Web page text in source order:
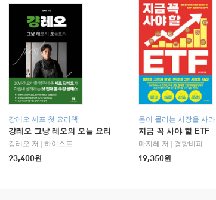
강레오 셰프 첫 요리책
걍레오 그냥 레오의 오늘 요리
강레오 저
하이스트
23,400원
돈이 몰리는 시장을 사라
지금 꼭 사야 할 ETF
마지혜 저
경향비피
19,350원